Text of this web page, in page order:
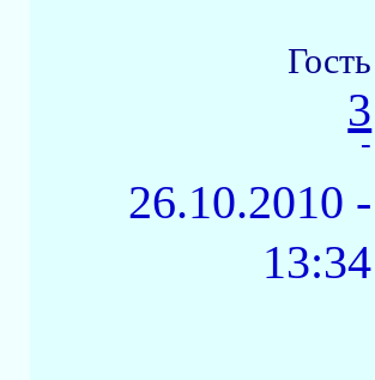
Гость
3
-
26.10.2010 -
13:34